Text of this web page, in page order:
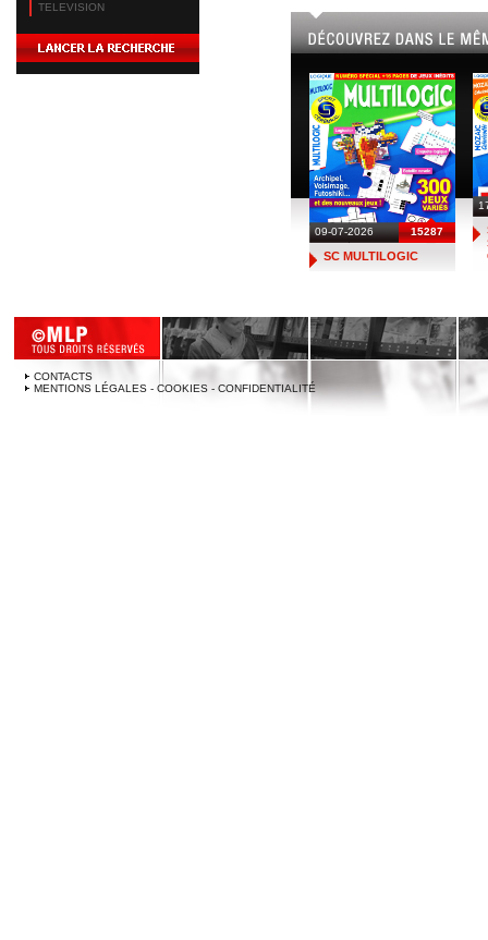
TELEVISION
09-07-2026 15287
SC MULTILOGIC
CONTACTS
MENTIONS LÉGALES - COOKIES - CONFIDENTIALITÉ